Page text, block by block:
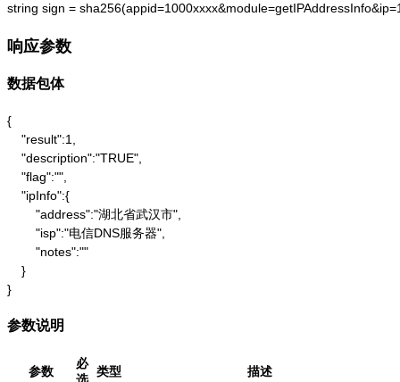
string sign =
响应参数
数据包体
{
    "result":1,
    "description":"TRUE",
    "flag":"",
    "ipInfo":{
        "address":"湖北省武汉市",
        "isp":"电信DNS服务器",
        "notes":""
    }
}
参数说明
参数
必
类型 描述